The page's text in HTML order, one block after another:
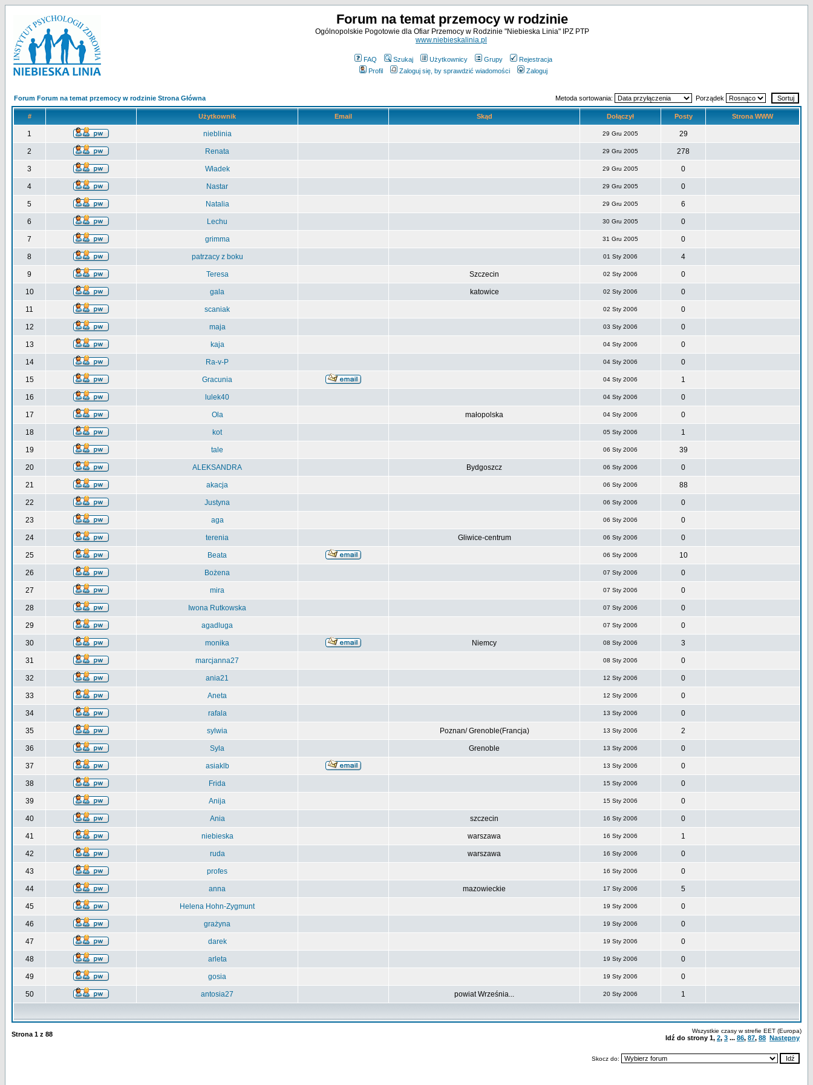
Forum na temat przemocy w rodzinie
Ogólnopolskie Pogotowie dla Ofiar Przemocy w Rodzinie "Niebieska Linia" IPZ PTP
www.niebieskalinia.pl
FAQ Szukaj Użytkownicy Grupy
Rejestracja
Profil
Zaloguj się, by sprawdzić wiadomości Zaloguj
Forum Forum na temat przemocy w rodzinie Strona Główna Metoda sortowania: Porządek
# Użytkownik Email Skąd Dołączył Posty Strona WWW
1 nieblinia 29 Gru 2005 29
2 Renata 29 Gru 2005 278
3 Władek 29 Gru 2005 0
4 Nastar 29 Gru 2005 0
5 Natalia 29 Gru 2005 6
6 Lechu 30 Gru 2005 0
7 grimma 31 Gru 2005 0
8 patrzacy z boku 01 Sty 2006 4
9 Teresa Szczecin 02 Sty 2006 0
10 gala katowice 02 Sty 2006 0
11 scaniak 02 Sty 2006 0
12 maja 03 Sty 2006 0
13 kaja 04 Sty 2006 0
14 Ra-v-P 04 Sty 2006 0
15 Gracunia 04 Sty 2006 1
16 lulek40 04 Sty 2006 0
17 Ola małopolska 04 Sty 2006 0
18 kot 05 Sty 2006 1
19 tale 06 Sty 2006 39
20 ALEKSANDRA Bydgoszcz 06 Sty 2006 0
21 akacja 06 Sty 2006 88
22 Justyna 06 Sty 2006 0
23 aga 06 Sty 2006 0
24 terenia Gliwice-centrum 06 Sty 2006 0
25 Beata 06 Sty 2006 10
26 Bożena 07 Sty 2006 0
27 mira 07 Sty 2006 0
28 Iwona Rutkowska 07 Sty 2006 0
29 agadluga 07 Sty 2006 0
30 monika Niemcy 08 Sty 2006 3
31 marcjanna27 08 Sty 2006 0
32 ania21 12 Sty 2006 0
33 Aneta 12 Sty 2006 0
34 rafala 13 Sty 2006 0
35 sylwia Poznan/ Grenoble(Francja) 13 Sty 2006 2
36 Syla Grenoble 13 Sty 2006 0
37 asiaklb 13 Sty 2006 0
38 Frida 15 Sty 2006 0
39 Anija 15 Sty 2006 0
40 Ania szczecin 16 Sty 2006 0
41 niebieska warszawa 16 Sty 2006 1
42 ruda warszawa 16 Sty 2006 0
43 profes 16 Sty 2006 0
44 anna mazowieckie 17 Sty 2006 5
45 Helena Hohn-Zygmunt 19 Sty 2006 0
46 grażyna 19 Sty 2006 0
47 darek 19 Sty 2006 0
48 arleta 19 Sty 2006 0
49 gosia 19 Sty 2006 0
50 antosia27 powiat Września... 20 Sty 2006 1
Strona 1 z 88 Wszystkie czasy w strefie EET (Europa)
Idź do strony 1, 2, 3 ... 86, 87, 88 Następny
Skocz do: